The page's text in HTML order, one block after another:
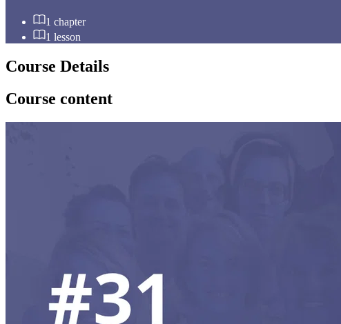
1 chapter
1 lesson
Course Details
Course content